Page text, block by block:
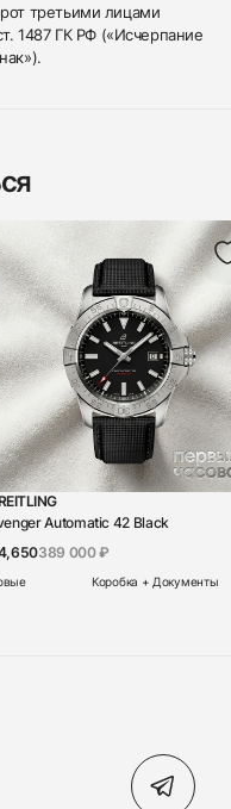
третьими лицами
1487 ГК РФ («Исчерпание
Automatic 42 Black
389 000 ₽
Коробка + Документы